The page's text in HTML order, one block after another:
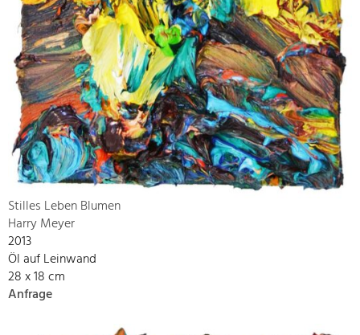
Stilles Leben Blumen
Harry Meyer
2013
Öl auf Leinwand
28 x 18 cm
Anfrage